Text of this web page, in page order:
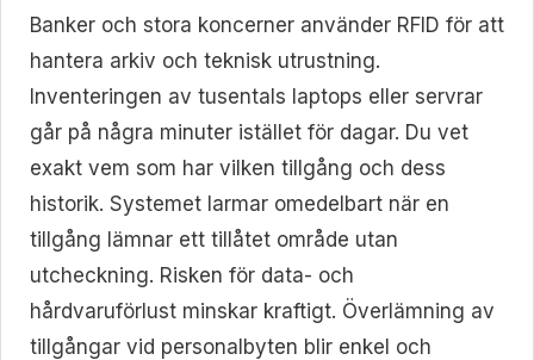
Banker och stora koncerner använder RFID för att
hantera arkiv och teknisk utrustning.
Inventeringen av tusentals laptops eller servrar
går på några minuter istället för dagar. Du vet
exakt vem som har vilken tillgång och dess
historik. Systemet larmar omedelbart när en
tillgång lämnar ett tillåtet område utan
utcheckning. Risken för data- och
hårdvaruförlust minskar kraftigt. Överlämning av
tillgångar vid personalbyten blir enkel och